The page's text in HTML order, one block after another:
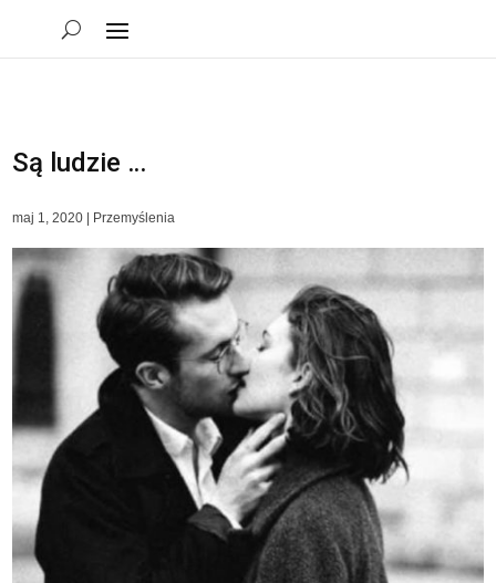
Są ludzie …
maj 1, 2020 Przemyślenia